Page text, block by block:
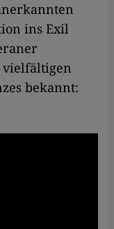
ins Exil
vielfältigen
bekannt: